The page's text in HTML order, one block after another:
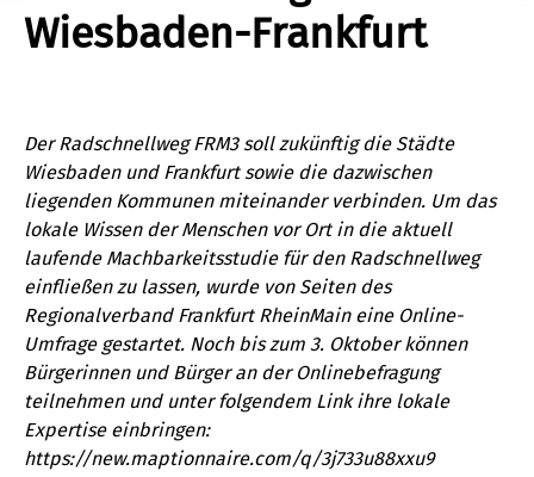
Wiesbaden-Frankfurt
Der Radschnellweg FRM3 soll zukünftig die Städte
Wiesbaden und Frankfurt sowie die dazwischen
liegenden Kommunen miteinander verbinden. Um das
lokale Wissen der Menschen vor Ort in die aktuell
laufende Machbarkeitsstudie für den Radschnellweg
einfließen zu lassen, wurde von Seiten des
Regionalverband Frankfurt RheinMain eine Online-
Umfrage gestartet. Noch bis zum 3. Oktober können
Bürgerinnen und Bürger an der Onlinebefragung
teilnehmen und unter folgendem Link ihre lokale
Expertise einbringen:
https://new.maptionnaire.com/q/3j733u88xxu9